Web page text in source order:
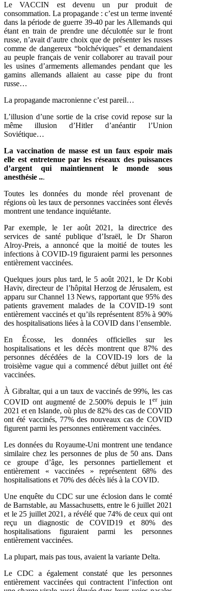
Le VACCIN est devenu un pur produit de
consommation. La propagande : c’est un terme inventé
dans la période de guerre 39-40 par les Allemands qui
étant en train de prendre une déculottée sur le front
russe, n’avait d’autre choix que de présenter les russes
comme de dangereux “bolchéviques” et demandaient
au peuple français de venir collaborer au travail pour
les usines d’armements allemandes pendant que les
gamins allemands allaient au casse pipe du front
russe…
La propagande macronienne c’est pareil…
L’illusion d’une sortie de la crise covid repose sur la
même illusion d’Hitler d’anéantir l’Union
Soviétique…
La vaccination de masse est un faux espoir mais
elle est entretenue par les réseaux des puissances
d’argent qui maintiennent le monde sous
anesthésie ...
Toutes les données du monde réel provenant de
régions où les taux de personnes vaccinées sont élevés
montrent une tendance inquiétante.
Par exemple, le 1er août 2021, la directrice des
services de santé publique d’Israël, le Dr Sharon
Alroy-Preis, a annoncé que la moitié de toutes les
infections à COVID-19 figuraient parmi les personnes
entièrement vaccinées.
Quelques jours plus tard, le 5 août 2021, le Dr Kobi
Haviv, directeur de l’hôpital Herzog de Jérusalem, est
apparu sur Channel 13 News, rapportant que 95% des
patients gravement malades de la COVID-19 sont
entièrement vaccinés et qu’ils représentent 85% à 90%
des hospitalisations liées à la COVID dans l’ensemble.
En Écosse, les données officielles sur les
hospitalisations et les décès montrent que 87% des
personnes décédées de la COVID-19 lors de la
troisième vague qui a commencé début juillet ont été
vaccinées.
À Gibraltar, qui a un taux de vaccinés de 99%, les cas
COVID ont augmenté de 2.500% depuis le 1erjuin
2021 et en Islande, où plus de 82% des cas de COVID
ont été vaccinés, 77% des nouveaux cas de COVID
figurent parmi les personnes entièrement vaccinées.
Les données du Royaume-Uni montrent une tendance
similaire chez les personnes de plus de 50 ans. Dans
ce groupe d’âge, les personnes partiellement et
entièrement « vaccinées » représentent 68% des
hospitalisations et 70% des décès liés à la COVID.
Une enquête du CDC sur une éclosion dans le comté
de Barnstable, au Massachusetts, entre le 6 juillet 2021
et le 25 juillet 2021, a révélé que 74% de ceux qui ont
reçu un diagnostic de COVID19 et 80% des
hospitalisations figuraient parmi les personnes
entièrement vaccinées.
La plupart, mais pas tous, avaient la variante Delta.
Le CDC a également constaté que les personnes
entièrement vaccinées qui contractent l’infection ont